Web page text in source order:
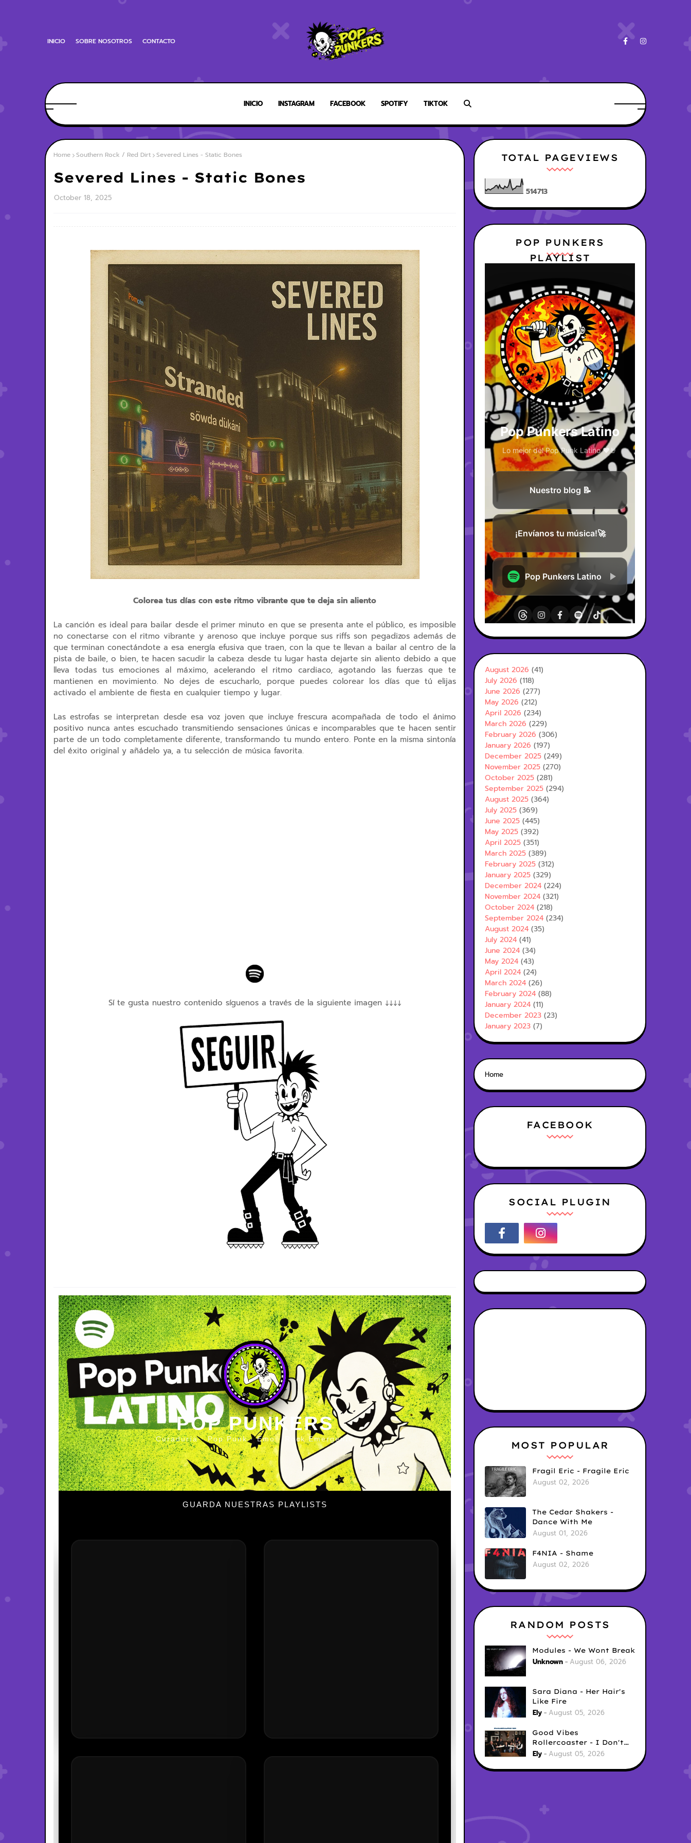
INICIO SOBRE NOSOTROS CONTACTO
INICIO INSTAGRAM FACEBOOK SPOTIFY TIKTOK
Home Southern Rock / Red Dirt Severed Lines - Static Bones
Severed Lines - Static Bones
October 18, 2025
Colorea tus días con este ritmo vibrante que te deja sin aliento
La canción es ideal para bailar desde el primer minuto en que se presenta ante el público, es imposible
no conectarse con el ritmo vibrante y arenoso que incluye porque sus riffs son pegadizos además de
que terminan conectándote a esa energía efusiva que traen, con la que te llevan a bailar al centro de la
pista de baile, o bien, te hacen sacudir la cabeza desde tu lugar hasta dejarte sin aliento debido a que
lleva todas tus emociones al máximo, acelerando el ritmo cardiaco, agotando las fuerzas que te
mantienen en movimiento. No dejes de escucharlo, porque puedes colorear los días que tú elijas
activado el ambiente de fiesta en cualquier tiempo y lugar.
Las estrofas se interpretan desde esa voz joven que incluye frescura acompañada de todo el ánimo
positivo nunca antes escuchado transmitiendo sensaciones únicas e incomparables que te hacen sentir
parte de un todo completamente diferente, transformando tu mundo entero. Ponte en la misma sintonía
del éxito original y añádelo ya, a tu selección de música favorita.
Sí te gusta nuestro contenido síguenos a través de la siguiente imagen ↓↓↓↓
POP PUNKERS
Curaduría · Pop Punk · Emo · Rock Emergente
GUARDA NUESTRAS PLAYLISTS
TOTAL PAGEVIEWS
514713
POP PUNKERS
PLAYLIST
August 2026 (41)
July 2026 (118)
June 2026 (277)
May 2026 (212)
April 2026 (234)
March 2026 (229)
February 2026 (306)
January 2026 (197)
December 2025 (249)
November 2025 (270)
October 2025 (281)
September 2025 (294)
August 2025 (364)
July 2025 (369)
June 2025 (445)
May 2025 (392)
April 2025 (351)
March 2025 (389)
February 2025 (312)
January 2025 (329)
December 2024 (224)
November 2024 (321)
October 2024 (218)
September 2024 (234)
August 2024 (35)
July 2024 (41)
June 2024 (34)
May 2024 (43)
April 2024 (24)
March 2024 (26)
February 2024 (88)
January 2024 (11)
December 2023 (23)
January 2023 (7)
Home
FACEBOOK
SOCIAL PLUGIN
MOST POPULAR
Fragil Eric - Fragile Eric
August 02, 2026
The Cedar Shakers -
Dance With Me
August 01, 2026
F4NIA - Shame
August 02, 2026
RANDOM POSTS
Modules - We Wont Break
Unknown August 06, 2026
Sara Diana - Her Hair's
Like Fire
Ely August 05, 2026
Good Vibes
Rollercoaster - I Don't
Care
Ely August 05, 2026